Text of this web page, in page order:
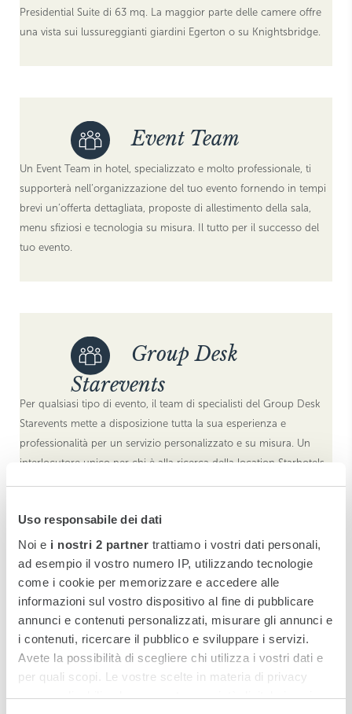
Uso responsabile dei dati
Noi e i nostri 2 partner trattiamo i vostri dati personali,
ad esempio il vostro numero IP, utilizzando tecnologie
come i cookie per memorizzare e accedere alle
informazioni sul vostro dispositivo al fine di pubblicare
annunci e contenuti personalizzati, misurare gli annunci e
i contenuti, ricercare il pubblico e sviluppare i servizi.
Avete la possibilità di scegliere chi utilizza i vostri dati e
per quali scopi. Le vostre scelte in materia di privacy
sono applicabili solo su questa proprietà digitale in cui
Presidential Suite di 63 mq. La maggior parte delle camere offre
una vista sui lussureggianti giardini Egerton o su Knightsbridge.
Event Team
Un Event Team in hotel, specializzato e molto professionale, ti
supporterà nell’organizzazione del tuo evento fornendo in tempi
brevi un’offerta dettagliata, proposte di allestimento della sala,
menu sfiziosi e tecnologia su misura. Il tutto per il successo del
tuo evento.
Group Desk
Starevents
Per qualsiasi tipo di evento, il team di specialisti del Group Desk
Starevents mette a disposizione tutta la sua esperienza e
professionalità per un servizio personalizzato e su misura. Un
interlocutore unico per chi è alla ricerca della location Starhotels
Fax +39 055 3692364
starevents@starhotels.it
Ristorazione
Il The Franklin è rinomato anche per il suo ristorante, salotto della
cucina dell'Head Chef Roberto Roncolato che sapientemente